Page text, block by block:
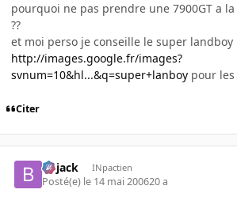
pourquoi ne pas prendre une 7900GT a
??
et moi perso je conseille le super landboy
http://images.google.fr/images?
svnum=10&hl...&q=super+lanboy pour
Citer
Bojack INpactien
Posté(e) le 14 mai 200620 a